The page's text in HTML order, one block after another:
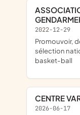
ASSOCIATION DE LA SÉLECTION NATIONALE
2022-12-29
promouvoir, développer et soutenir les activités de la
sélection
basket-ball
CENTRE
2026-06-17